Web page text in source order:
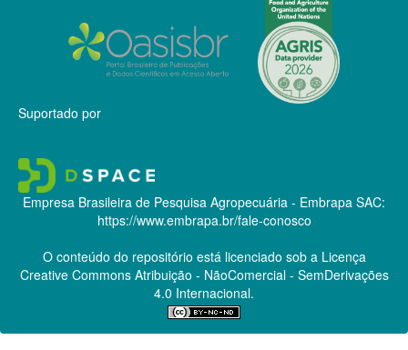
Suportado por
Empresa Brasileira de Pesquisa Agropecuária - Embrapa SAC:
https://www.embrapa.br/fale-conosco
O conteúdo do repositório está licenciado sob a Licença
Creative CommonsAtribuição - NãoComercial - SemDerivações
4.0 Internacional.